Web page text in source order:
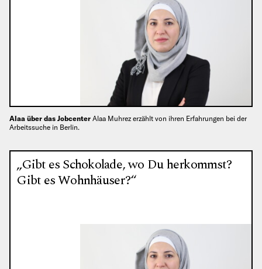
Alaa über das Jobcenter Alaa Muhrez erzählt von ihren Erfahrungen bei der
Arbeitssuche in Berlin.
„Gibt es Schokolade, wo Du herkommst?
Gibt es Wohnhäuser?“